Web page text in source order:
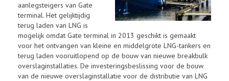
aanlegsteigers van Gate
terminal. Het gelijktijdig
terug laden van LNG is
mogelijk omdat Gate terminal in 2013 geschikt is gemaakt
voor het ontvangen van kleine en middelgrote LNG-tankers en
terug laden vooruitlopend op de bouw van nieuwe breakbulk
overslaginstallaties. De investeringsbeslissing voor de bouw
van de nieuwe overslaginstallatie voor de distributie van LNG